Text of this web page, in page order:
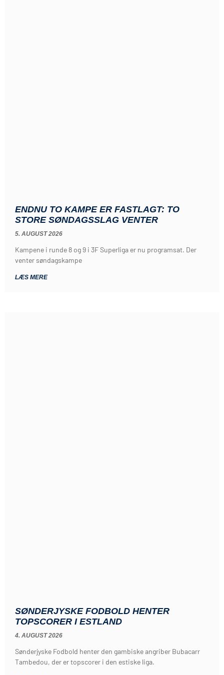
ENDNU TO KAMPE ER FASTLAGT: TO
STORE SØNDAGSSLAG VENTER
5. AUGUST 2026
Kampene i runde 8 og 9 i 3F Superliga er nu programsat. Der
venter søndagskampe
LÆS MERE
SØNDERJYSKE FODBOLD HENTER
TOPSCORER I ESTLAND
4. AUGUST 2026
Sønderjyske Fodbold henter den gambiske angriber Bubacarr
Tambedou, der er topscorer i den estiske liga.